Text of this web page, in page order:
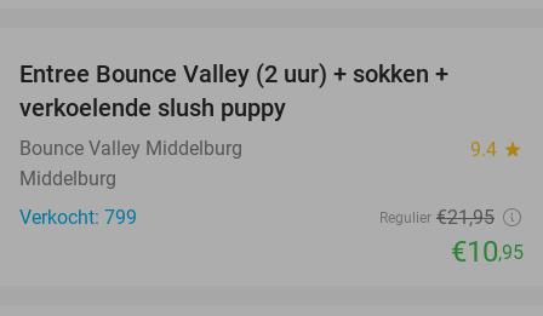
Entree Bounce Valley (2 uur) + sokken +
verkoelende slush puppy
Bounce Valley Middelburg 9.4 star
Middelburg
Verkocht: 799
Regulier €21,95
€10,95